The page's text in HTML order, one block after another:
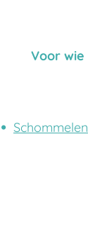
Voor wie
Schommelen